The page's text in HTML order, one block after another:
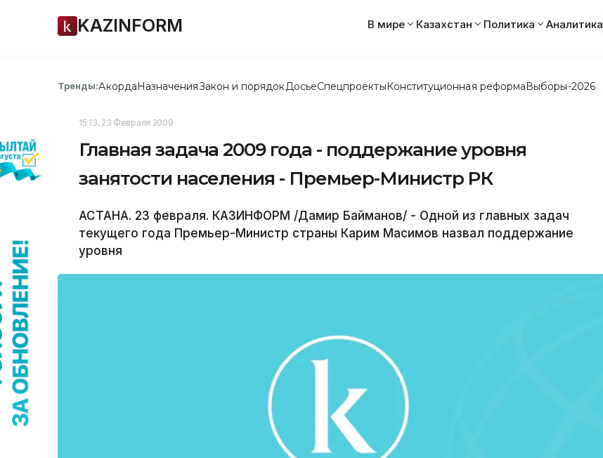
KAZINFORM В мире Казахстан Политика Аналитика
Тренды:АкордаНазначенияЗакон и порядок ДосьеСпецпроектыКонституционная реформаВыборы-2026
15:13, 23 Февраля 2009
Главная задача 2009 года - поддержание уровня
занятости населения - Премьер-Министр РК
АСТАНА. 23 февраля. КАЗИНФОРМ /Дамир Байманов/ - Одной из главных задач
текущего года Премьер-Министр страны Карим Масимов назвал поддержание
уровня